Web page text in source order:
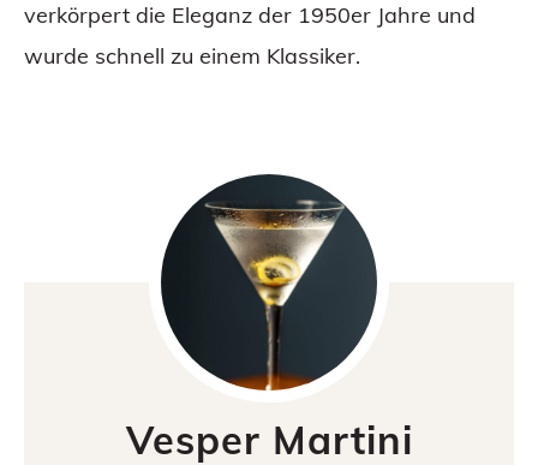
verkörpert die Eleganz der 1950er Jahre und
wurde schnell zu einem Klassiker.
Vesper Martini